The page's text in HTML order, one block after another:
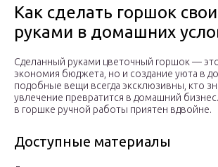
Как сделать горшок
руками в домашних
Сделанный руками цветочный горшок —
экономия бюджета, но и создание уюта в
подобные вещи всегда эксклюзивны, кто
увлечение превратится в домашний
в горшке ручной работы приятен вдвойне.
Доступные материалы